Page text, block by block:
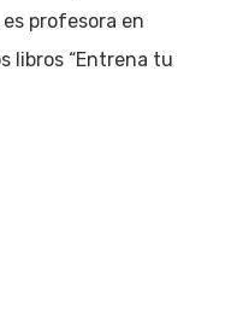
profesora en
libros “Entrena tu